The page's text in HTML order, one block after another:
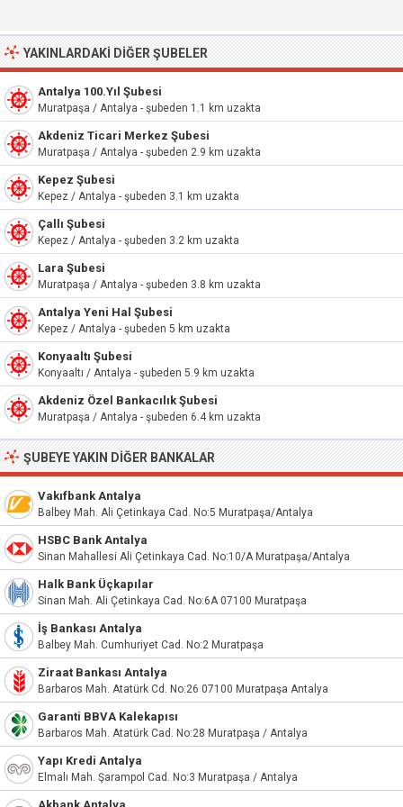
YAKINLARDAKI DIĞER ŞUBELER
Antalya 100.Yıl Şubesi
Muratpaşa / Antalya - şubeden 1.1 km uzakta
Akdeniz Ticari Merkez Şubesi
Muratpaşa / Antalya - şubeden 2.9 km uzakta
Kepez Şubesi
Kepez / Antalya - şubeden 3.1 km uzakta
Çallı Şubesi
Kepez / Antalya - şubeden 3.2 km uzakta
Lara Şubesi
Muratpaşa / Antalya - şubeden 3.8 km uzakta
Antalya Yeni Hal Şubesi
Kepez / Antalya - şubeden 5 km uzakta
Konyaaltı Şubesi
Konyaaltı / Antalya - şubeden 5.9 km uzakta
Akdeniz Özel Bankacılık Şubesi
Muratpaşa / Antalya - şubeden 6.4 km uzakta
ŞUBEYE YAKIN DIĞER BANKALAR
Vakıfbank Antalya
Balbey Mah. Ali Çetinkaya Cad. No:5 Muratpaşa/Antalya
HSBC Bank Antalya
Sinan Mahallesi Ali Çetinkaya Cad. No:10/A Muratpaşa/Antalya
Halk Bank Üçkapılar
Sinan Mah. Ali Çetinkaya Cad. No:6A 07100 Muratpaşa
İş Bankası Antalya
Balbey Mah. Cumhuriyet Cad. No:2 Muratpaşa
Ziraat Bankası Antalya
Barbaros Mah. Atatürk Cd. No:26 07100 Muratpaşa Antalya
Garanti BBVA Kalekapısı
Barbaros Mah. Atatürk Cad. No:28 Muratpaşa / Antalya
Yapı Kredi Antalya
Elmalı Mah. Şarampol Cad. No:3 Muratpaşa / Antalya